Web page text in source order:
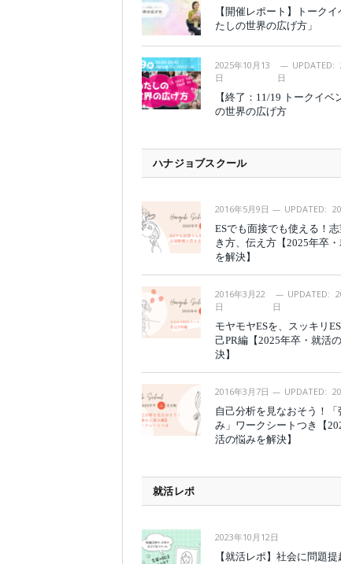
【開催レポート】トーク
たしの世界の広げ方」
2025年10月13
日
UPDATED:
日
【終了：11/19 トークイベ
の世界の広げ方
ハナジョブスクール
2016年5月9日 UPDATED:
ESでも面接でも使える！
き方、伝え方【2025年卒
を解決】
2016年3月22
日
UPDATED:
日
モヤモヤESを、スッキリ
己PR編【2025年卒・就活
決】
2016年3月7日 UPDATED:
自己分析を見なおそう！「
み」ワークシートつき【
活の悩みを解決】
就活レポ
2023年10月12日
【就活レポ】社会に問題